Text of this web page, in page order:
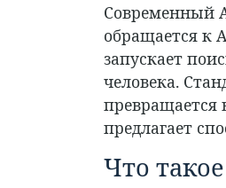
Современный
обращается к
запускает
человека.
превращается
предлагает
Что